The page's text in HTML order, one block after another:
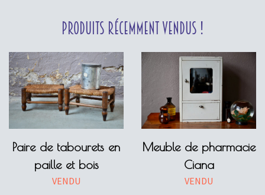
Produits récemment vendus !
Paire de tabourets en
paille et bois
VENDU
Meuble de pharmacie
Ciana
VENDU